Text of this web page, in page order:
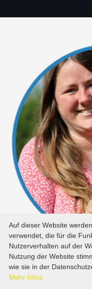
Auf dieser Website
verwendet, die für die
Nutzerverhalten auf der
Nutzung der Website
wie sie in der
Mehr Infos